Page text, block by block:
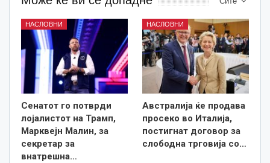
НАСЛОВНИ
Сенатот го потврди
лојалистот на Трамп,
Марквејн Малин, за
секретар за
внатрешна…
НАСЛОВНИ
Австралија ќе продава
просеко во Италија,
постигнат договор за
слободна трговија со…